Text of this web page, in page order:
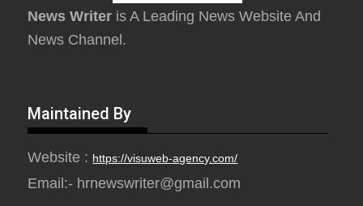
News Writer is A Leading News Website And
News Channel.
Maintained By
Website : https://visuweb-agency.com/
Email:- hrnewswriter@gmail.com